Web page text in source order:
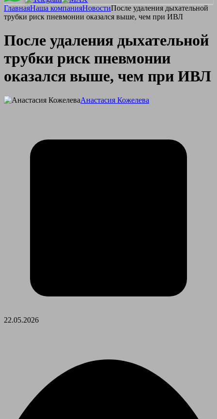
ГлавнаяНаша компанияНовостиПосле удаления дыхательной
трубки риск пневмонии оказался выше, чем при ИВЛ
После удаления дыхательной
трубки риск пневмонии
оказался выше, чем при ИВЛ
Анастасия Кожелева
22.05.2026